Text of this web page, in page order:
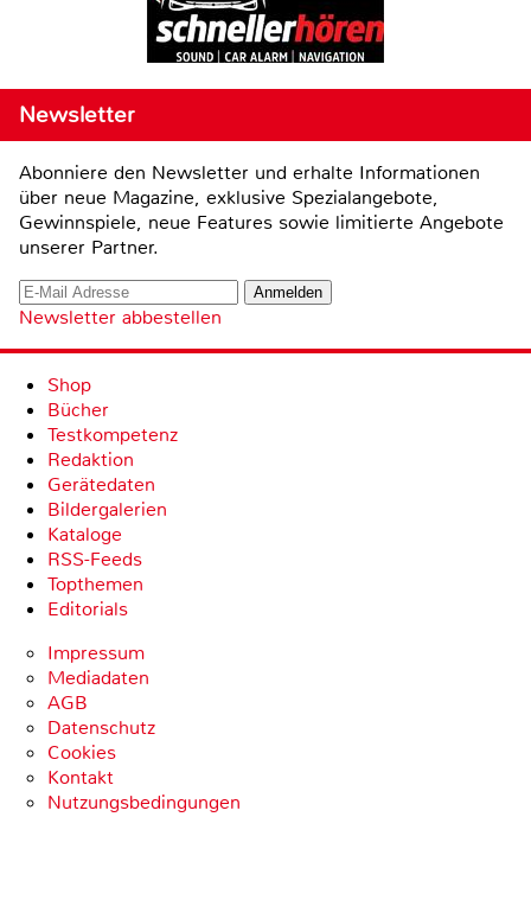
Newsletter
Abonniere den Newsletter und erhalte Informationen
über neue Magazine, exklusive Spezialangebote,
Gewinnspiele, neue Features sowie limitierte Angebote
unserer Partner.
Newsletter abbestellen
Shop
Bücher
Testkompetenz
Redaktion
Gerätedaten
Bildergalerien
Kataloge
RSS-Feeds
Topthemen
Editorials
Impressum
Mediadaten
AGB
Datenschutz
Cookies
Kontakt
Nutzungsbedingungen